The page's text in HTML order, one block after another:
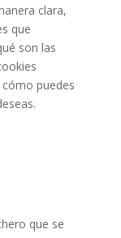
clara,
que
son las
puedes
que se